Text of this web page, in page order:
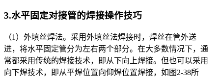
3.水平固定对接管的焊接操作技巧
（1）外填丝焊法。采用外填丝法焊接时，焊丝在管外送
进，将水平固定管分为左右两个部分。在大多数情况下，通
常都采用传统的焊接技术，即从下向上焊接。但也可以采用
向下焊技术，即从平焊位置向仰焊位置焊接，如图2-38所